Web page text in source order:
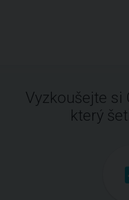
Vyzkoušejte si
který